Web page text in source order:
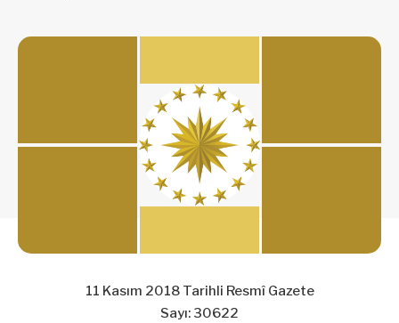
11 Kasım 2018 Tarihli Resmî Gazete
Sayı: 30622